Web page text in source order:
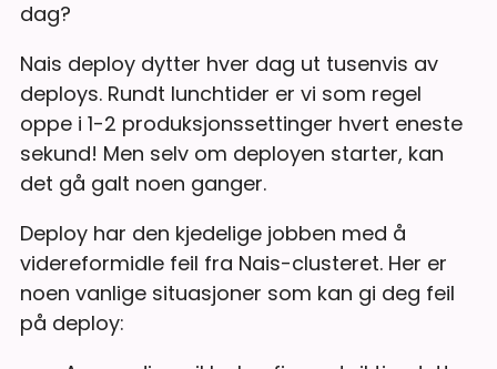
dag?
Nais deploy dytter hver dag ut tusenvis av
deploys. Rundt lunchtider er vi som regel
oppe i 1-2 produksjonssettinger hvert eneste
sekund! Men selv om deployen starter, kan
det gå galt noen ganger.
Deploy har den kjedelige jobben med å
videreformidle feil fra Nais-clusteret. Her er
noen vanlige situasjoner som kan gi deg feil
på deploy: